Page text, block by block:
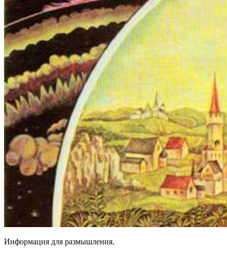
Информация для размышления.